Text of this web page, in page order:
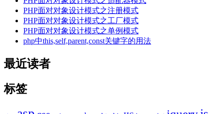
PHP面对对象设计模式之注册模式
PHP面对对象设计模式之工厂模式
PHP面对对象设计模式之单例模式
php中this,self,parent,const关键字的用法
最近读者
标签